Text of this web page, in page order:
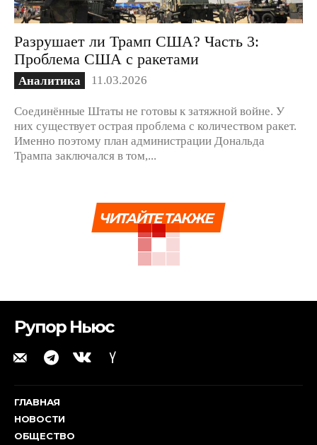
Разрушает ли Трамп США? Часть 3:
Проблема США с ракетами
Аналитика 11.03.2026
Соединённые Штаты не готовы к затяжной войне. У
них существует острая проблема с количеством ракет.
Именно поэтому план администрации Дональда
Трампа заключался в том,...
ЧИТАЙТЕ ТАКЖЕ
Рупор Ньюс
ГЛАВНАЯ
НОВОСТИ
ОБЩЕСТВО